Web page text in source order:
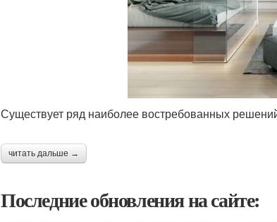
Существует ряд наиболее востребованных
читать дальше →
Последние обновления на сайте: